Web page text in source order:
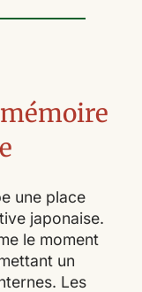
une place
japonaise.
le moment
un
Les